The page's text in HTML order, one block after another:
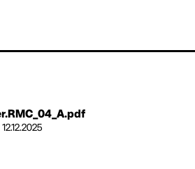
12.12.2025